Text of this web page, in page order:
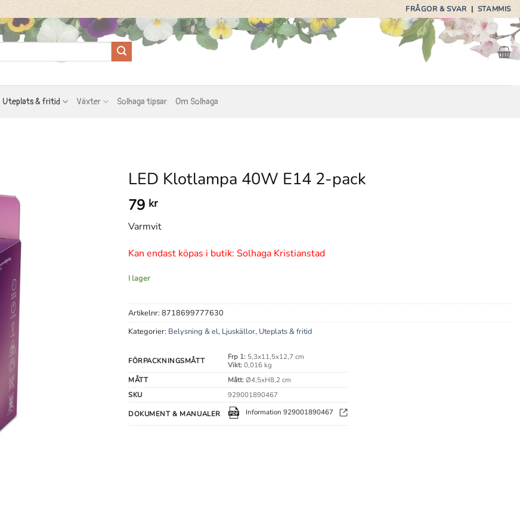
FRÅGOR & SVAR|STAMMIS
Uteplats & fritid Växter Solhaga tipsar Om Solhaga
LED Klotlampa 40W E14 2-pack
79 kr
Varmvit
Kan endast köpas i butik: Solhaga Kristianstad
I lager
Artikelnr: 8718699777630
Kategorier: Belysning & el, Ljuskällor, Uteplats & fritid
FÖRPACKNINGSMÅTT Frp 1:5,3x11,5x12,7 cm
Vikt:0,016 kg
MÅTT
Mått:Ø4,5xH8,2 cm
SKU
929001890467
DOKUMENT & MANUALER
Information 929001890467